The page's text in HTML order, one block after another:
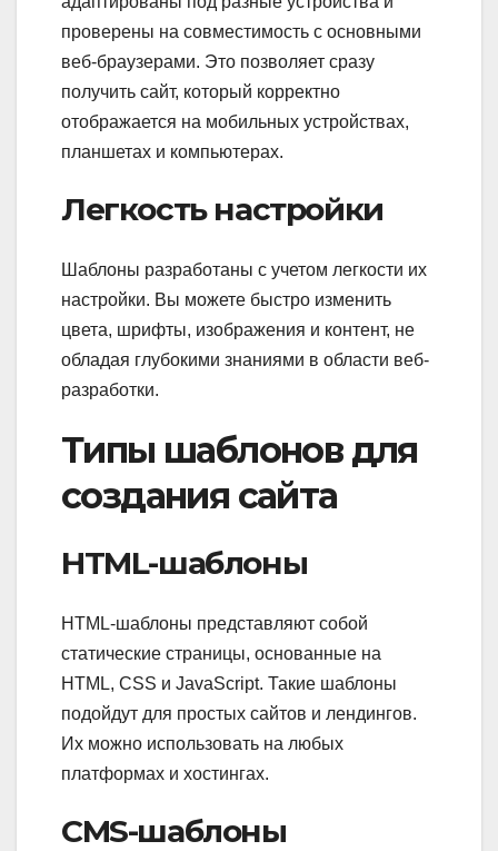
проверены на совместимость с основными
веб-браузерами. Это позволяет сразу
получить сайт, который корректно
отображается на мобильных устройствах,
планшетах и компьютерах.
Легкость настройки
Шаблоны разработаны с учетом легкости их
настройки. Вы можете быстро изменить
цвета, шрифты, изображения и контент, не
обладая глубокими знаниями в области веб-
разработки.
Типы шаблонов для
создания сайта
HTML-шаблоны
HTML-шаблоны представляют собой
статические страницы, основанные на
HTML, CSS и JavaScript. Такие шаблоны
подойдут для простых сайтов и лендингов.
Их можно использовать на любых
платформах и хостингах.
CMS-шаблоны